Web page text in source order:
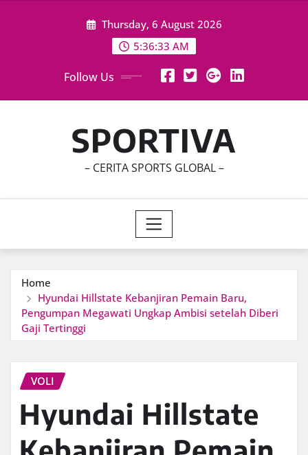
Thursday, 6 August 2026
5:36:34 AM
Follow Us
SPORTIVA
– CERITA SPORTS GLOBAL –
Home
Hyundai Hillstate Kebanjiran Pemain Baru,
Pengumpan Megawati Ungkap Ambisi setelah Diberi
Gaji Tertinggi
VOLI
Hyundai Hillstate